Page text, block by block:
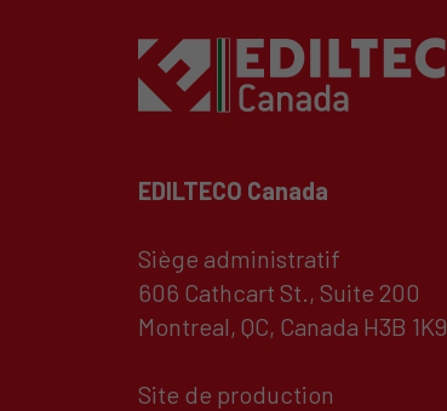
EDILTECO Canada
Siège administratif
606 Cathcart St., Suite 200
Montreal, QC, Canada H3B 1K9
Site de production